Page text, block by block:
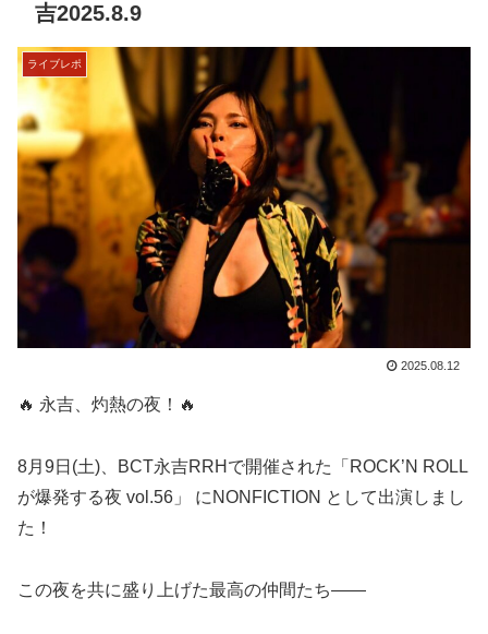
吉2025.8.9
ライブレポ
2025.08.12
🔥 永吉、灼熱の夜！🔥
8月9日(土)、BCT永吉RRHで開催された「ROCK’N ROLL
が爆発する夜 vol.56」 にNONFICTION として出演しまし
た！
この夜を共に盛り上げた最高の仲間たち——